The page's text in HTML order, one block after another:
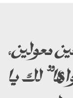
معولين،
لك يا